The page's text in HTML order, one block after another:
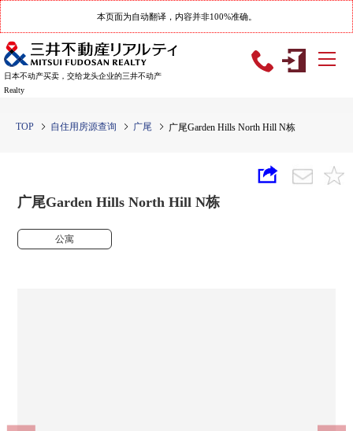
本页面为自动翻译，内容并非100%准确。
日本不动产买卖，交给龙头企业的三井不动产
Realty
TOP 自住用房源查询 广尾 广尾Garden Hills North Hill N栋
广尾Garden Hills North Hill N栋
公寓